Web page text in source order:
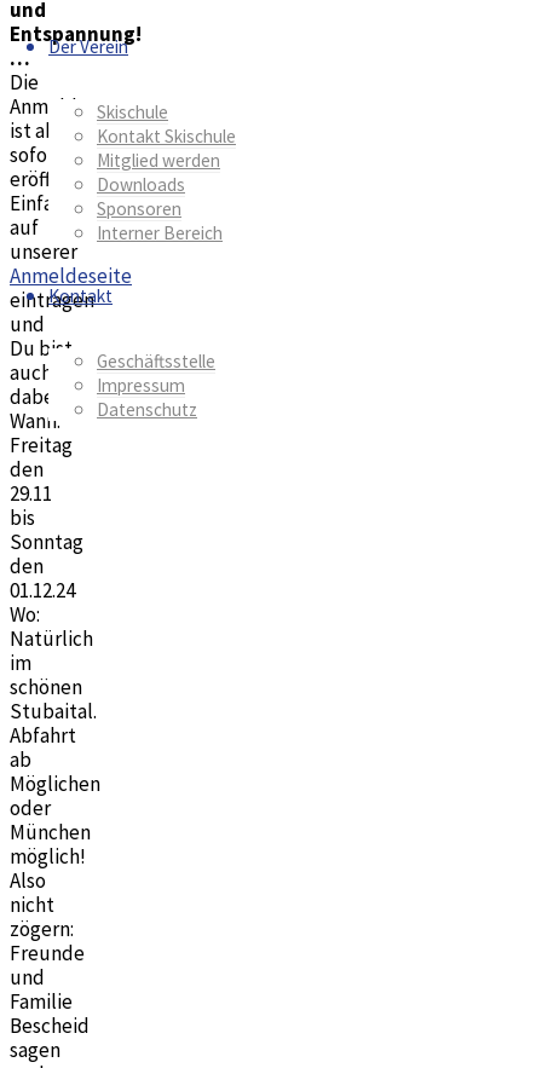
Der Verein
Skischule
Kontakt Skischule
Mitglied werden
Downloads
Sponsoren
Interner Bereich
Kontakt
Geschäftsstelle
Impressum
Datenschutz
und
Entspannung!
…
Die
Anmeldungen
ist ab
sofort
eröffnet!
Einfach
auf
unserer
Anmeldeseite
eintragen
und
Du bist
auch
dabei!
Wann:
Freitag
den
29.11
bis
Sonntag
den
01.12.24
Wo:
Natürlich
im
schönen
Stubaital.
Abfahrt
ab
Möglichen
oder
München
möglich!
Also
nicht
zögern:
Freunde
und
Familie
Bescheid
sagen